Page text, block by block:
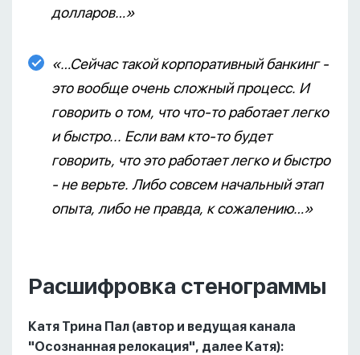
долларов…»
«…Сейчас такой корпоративный банкинг -
это вообще очень сложный процесс. И
говорить о том, что что-то работает легко
и быстро... Если вам кто-то будет
говорить, что это работает легко и быстро
- не верьте. Либо совсем начальный этап
опыта, либо не правда, к сожалению…»
Расшифровка стенограммы
Катя Трина Пал (автор и ведущая канала
"Осознанная релокация", далее Катя):